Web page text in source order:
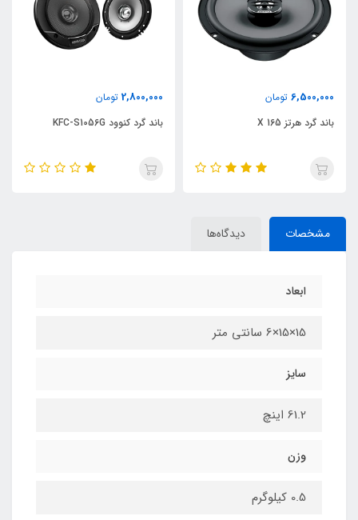
6,500,000 تومان
باند گرد هرتز X 165
2,800,000 تومان
باند گرد کنوود KFC-S1056G
مشخصات دیدگاه‌ها
ابعاد
15×15×6 سانتی متر
سایز
61.2 اینچ
وزن
0.5 کیلوگرم